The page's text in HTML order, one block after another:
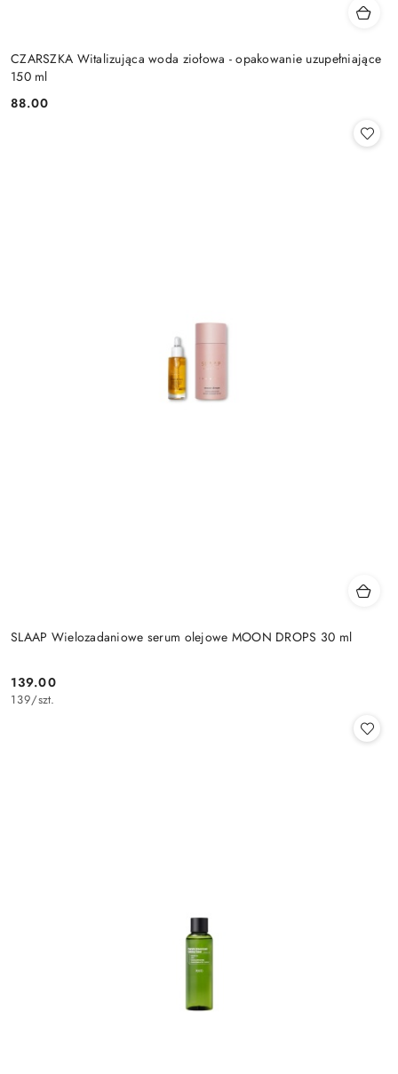
CZARSZKA Witalizująca woda ziołowa - opakowanie uzupełniające
150 ml
Cena:
88.00
SLAAP Wielozadaniowe serum olejowe MOON DROPS 30 ml
Cena:
139.00
139/szt.